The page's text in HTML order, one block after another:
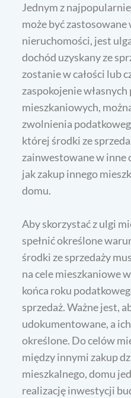
Jednym z
może być
nieruchomości, jest
dochód uzyskany ze
zostanie w całości lub
zaspokojenie
mieszkaniowych,
zwolnienia
której środki ze
zainwestowane w inne
jak zakup innego
domu.
Aby skorzystać z ulgi
spełnić określone
środki ze sprzedaży
na cele mieszkaniowe
końca roku
sprzedaż. Ważne jest,
udokumentowane, a
określone. Do celów
między innymi zakup
mieszkalnego, domu
realizację inwestycji